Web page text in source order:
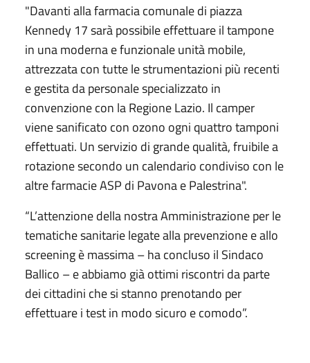
"Davanti alla farmacia comunale di piazza
Kennedy 17 sarà possibile effettuare il tampone
in una moderna e funzionale unità mobile,
attrezzata con tutte le strumentazioni più recenti
e gestita da personale specializzato in
convenzione con la Regione Lazio. Il camper
viene sanificato con ozono ogni quattro tamponi
effettuati. Un servizio di grande qualità, fruibile a
rotazione secondo un calendario condiviso con le
altre farmacie ASP di Pavona e Palestrina".
“L’attenzione della nostra Amministrazione per le
tematiche sanitarie legate alla prevenzione e allo
screening è massima – ha concluso il Sindaco
Ballico – e abbiamo già ottimi riscontri da parte
dei cittadini che si stanno prenotando per
effettuare i test in modo sicuro e comodo”.